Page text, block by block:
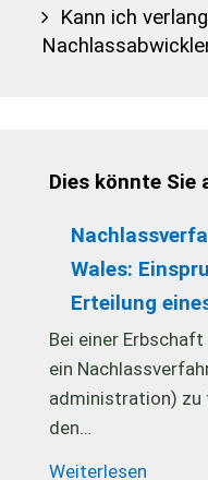
Kann ich
Dies könnte Sie
Wales:
Erteilung
Bei einer
ein
administration) zu
den…
Weiterlesen